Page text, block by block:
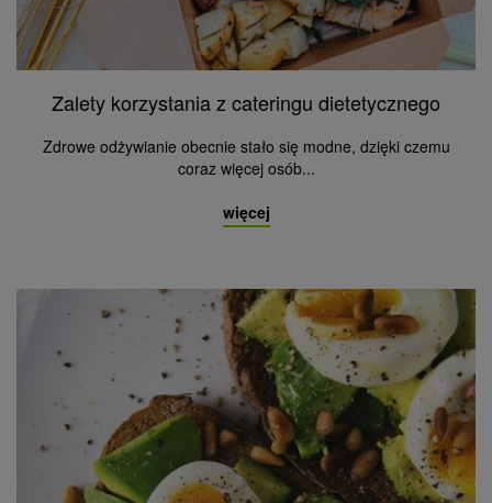
Zalety korzystania z cateringu dietetycznego
Zdrowe odżywianie obecnie stało się modne, dzięki czemu
coraz więcej osób...
więcej